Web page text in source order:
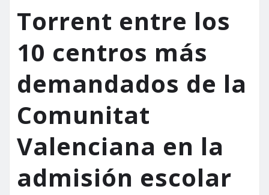
Torrent entre los
10 centros más
demandados de la
Comunitat
Valenciana en la
admisión escolar